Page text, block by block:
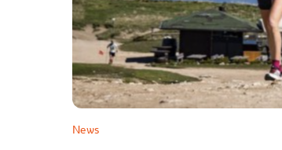
News